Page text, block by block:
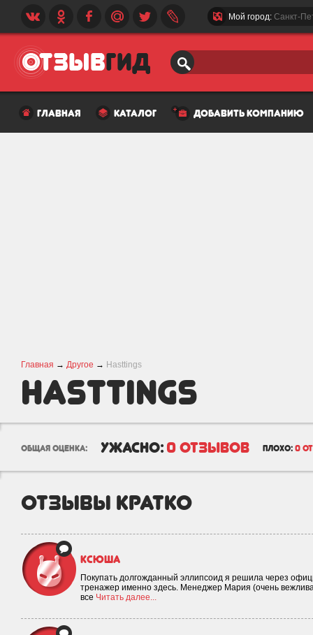
Мой город: Санкт-
главная каталог добавить компанию
Главная → Другое → Hasttings
Hasttings
общая оценка: ужасно: 0 отзывов плохо: 0
отзывы кратко
Ксюша
Покупать долгожданный эллипсоид я решила через
тренажер именно здесь. Менеджер Мария (очень
все Читать далее...